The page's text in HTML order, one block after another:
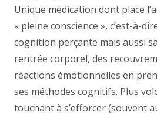
Unique médication dont place
« pleine conscience », c’est-à-
cognition perçante mais aussi
rentrée corporel, des
réactions émotionnelles en
ses méthodes cognitifs. Plus
touchant à s’efforcer (souvent